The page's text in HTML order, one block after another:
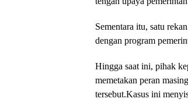
Sementara itu, satu
dengan program
​Hingga saat ini, pihak
memetakan peran
tersebut.​Kasus ini